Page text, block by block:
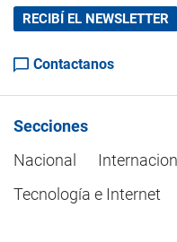
RECIBÍ EL NEWSLETTER
Contactanos
Secciones
Nacional
Tecnología e Internet